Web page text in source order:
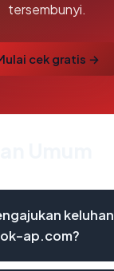
tersembunyi.
cek gratis →
keluhan
ap.com?